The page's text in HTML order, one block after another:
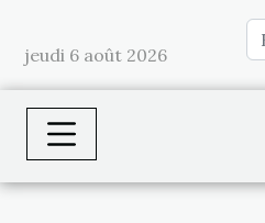
jeudi 6 août 2026